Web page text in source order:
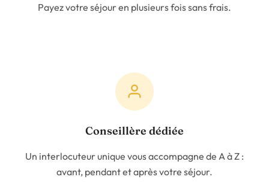
Payez votre séjour en plusieurs fois sans frais.
Conseillère dédiée
Un interlocuteur unique vous accompagne de A à Z :
avant, pendant et après votre séjour.